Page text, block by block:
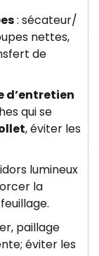
: sécateur/
nettes,
de
d’entretien
qui se
, éviter les
lumineux
la
paillage
éviter les